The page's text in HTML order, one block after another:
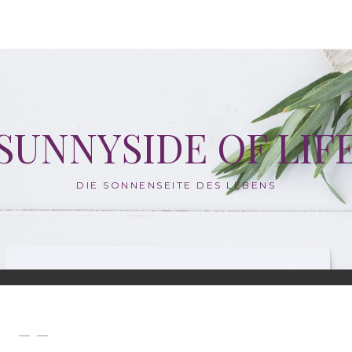
OF
DIE SONNENSEITE DES LEBENS
— —